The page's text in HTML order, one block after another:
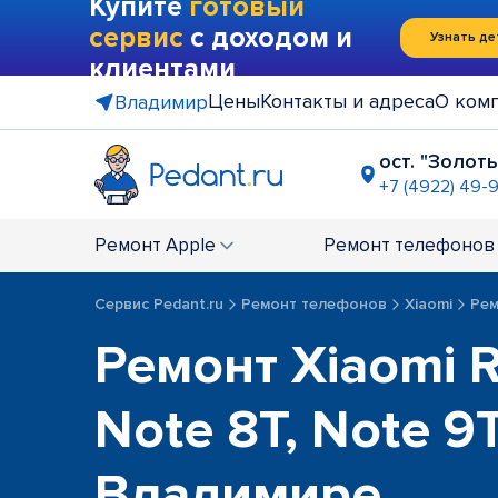
Купите готовый
сервис с доходом и
клиентами
Узнать
ВладимирЦеныКонтакты и адресаО
ост.
+7 (4922) 49-
+7 (4922)
Ремонт Apple Ремонт телефонов
Сервис Pedant.ru Ремонт телефонов Xiaomi
Ремонт Xiaomi
Note 8T, Note